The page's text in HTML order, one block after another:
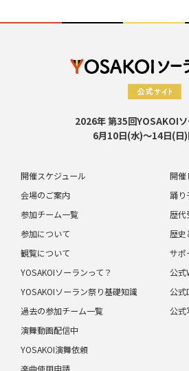
2026年 第35回YOSAKOIソ
6月10日(水)～14日(日)
開催スケジュール
会場のご案内
参加チーム一覧
参加について
観覧について
開催
踊り
歴代
歴史
サポ
YOSAKOIソーランって？
YOSAKOIソーラン祭り基礎知識
過去の参加チーム一覧
演舞動画配信中
公式
公式
公式
YOSAKOI演舞依頼
楽曲使用申請